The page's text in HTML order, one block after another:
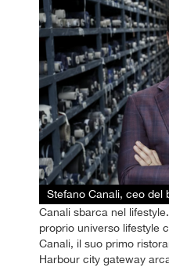
Stefano Canali, ceo del
Canali sbarca nel
proprio universo lifestyle
Canali, il suo primo
Harbour city gateway